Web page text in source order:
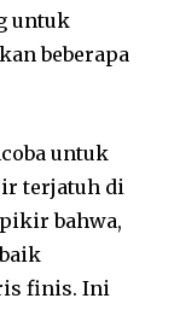
untuk
beberapa
untuk
terjatuh di
bahwa,
finis. Ini